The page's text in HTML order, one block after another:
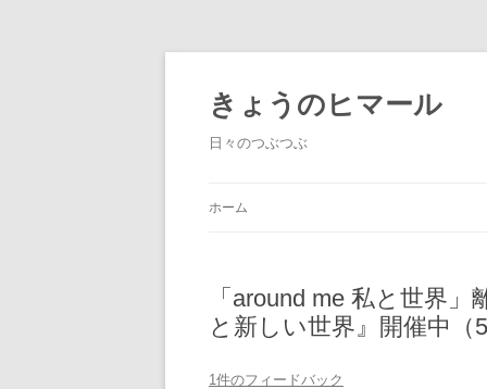
きょうのヒマール
日々のつぶつぶ
ホーム
「around me 私と世界
と新しい世界』開催中（
1件のフィードバック